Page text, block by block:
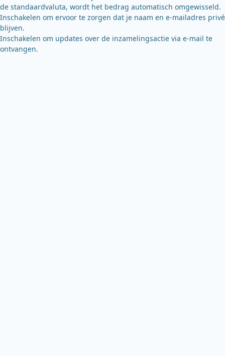
de standaardvaluta, wordt het bedrag automatisch omgewisseld.
Inschakelen om ervoor te zorgen dat je naam en e-mailadres privé
blijven.
Inschakelen om updates over de inzamelingsactie via e-mail te
ontvangen.